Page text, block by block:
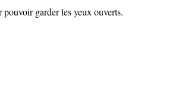
garder les yeux ouverts.